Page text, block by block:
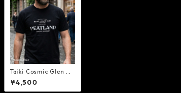
Taiki Cosmic Glen Di
stillery - 蒸溜所オリ
ジナル・ロゴTシャツ
¥4,500